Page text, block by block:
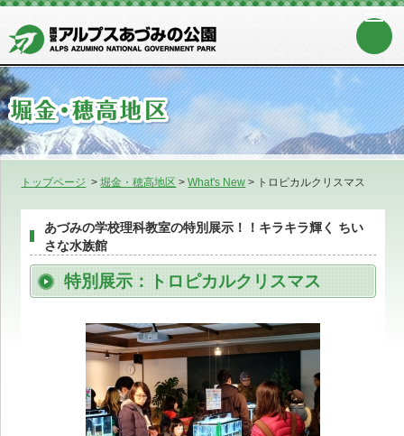
トップページ > 堀金・穂高地区 > What's New > トロピカルクリスマス
あづみの学校理科教室の特別展示！！キラキラ輝く ちい
さな水族館
特別展示：トロピカルクリスマス